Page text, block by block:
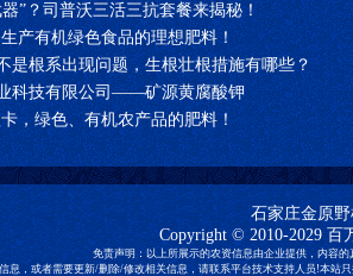
”？司普沃三活三抗套餐来揭秘！
产有机绿色食品的理想肥料！
是根系出现问题，生根壮根措施有哪些？
科技有限公司——矿源黄腐酸钾
，绿色、有机农产品的肥料！
石家庄金原
Copyright © 2010-2029百
免责声明：以上所展示的农资信息由企业提供，内容
息，或者需要更新/删除/修改相关信息，请联系平台技术支持人员!本站